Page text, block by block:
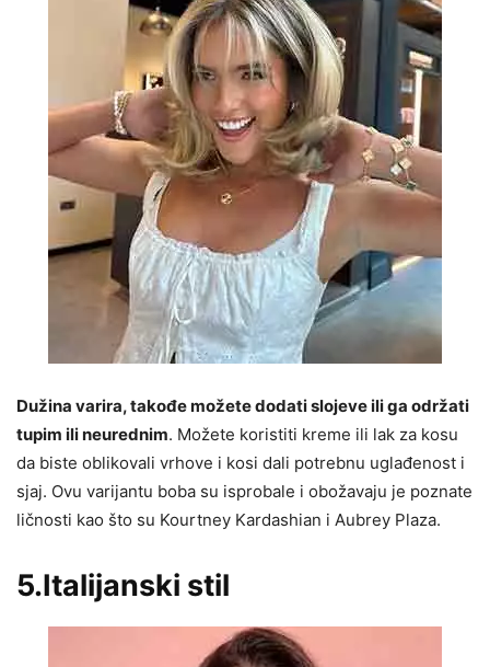
Dužina varira, takođe možete dodati slojeve ili ga održati
tupim ili neurednim. Možete koristiti kreme ili lak za kosu
da biste oblikovali vrhove i kosi dali potrebnu uglađenost i
sjaj. Ovu varijantu boba su isprobale i obožavaju je poznate
ličnosti kao što su Kourtney Kardashian i Aubrey Plaza.
5.Italijanski stil